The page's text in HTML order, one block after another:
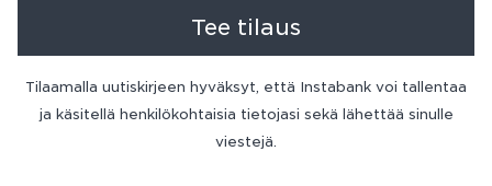
Tee tilaus
Tilaamalla uutiskirjeen hyväksyt, että Instabank voi tallentaa
ja käsitellä henkilökohtaisia tietojasi sekä lähettää sinulle
viestejä.